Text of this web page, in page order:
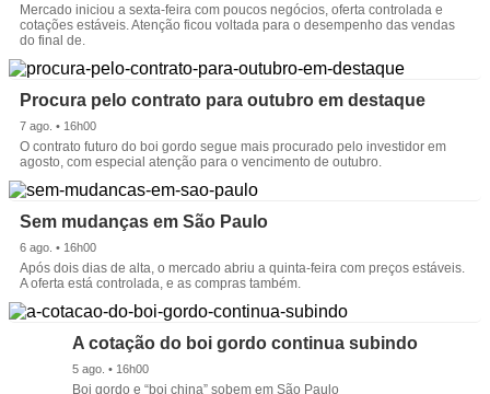
Mercado iniciou a sexta-feira com poucos negócios, oferta controlada e
cotações estáveis. Atenção ficou voltada para o desempenho das vendas
do final de.
Procura pelo contrato para outubro em destaque
7 ago. • 16h00
O contrato futuro do boi gordo segue mais procurado pelo investidor em
agosto, com especial atenção para o vencimento de outubro.
Sem mudanças em São Paulo
6 ago. • 16h00
Após dois dias de alta, o mercado abriu a quinta-feira com preços estáveis.
A oferta está controlada, e as compras também.
A cotação do boi gordo continua subindo
5 ago. • 16h00
Boi gordo e “boi china” sobem em São Paulo